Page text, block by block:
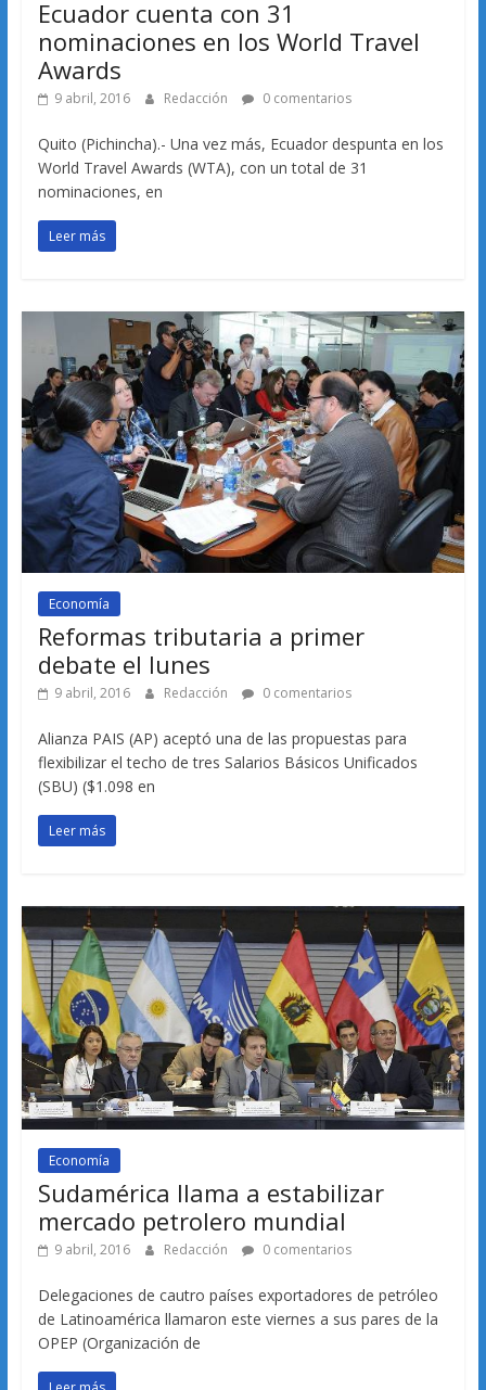
Ecuador cuenta con 31
nominaciones en los World Travel
Awards
9 abril, 2016 Redacción 0 comentarios
Quito (Pichincha).- Una vez más, Ecuador despunta en los
World Travel Awards (WTA), con un total de 31
nominaciones, en
Leer más
Economía
Reformas tributaria a primer
debate el lunes
9 abril, 2016 Redacción 0 comentarios
Alianza PAIS (AP) aceptó una de las propuestas para
flexibilizar el techo de tres Salarios Básicos Unificados
(SBU) ($1.098 en
Leer más
Economía
Sudamérica llama a estabilizar
mercado petrolero mundial
9 abril, 2016 Redacción 0 comentarios
Delegaciones de cautro países exportadores de petróleo
de Latinoamérica llamaron este viernes a sus pares de la
OPEP (Organización de